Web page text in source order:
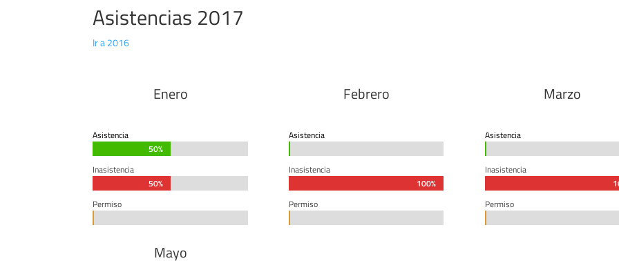
Asistencias 2017
Ir a 2016
Enero
Asistencia
50%
50%
Inasistencia
50%
50%
Permiso
Mayo
Febrero
Asistencia
Inasistencia
100%
100%
Permiso
Marzo
Asistencia
Inasistencia
Permiso